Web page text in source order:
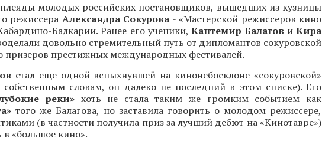
молодых российских постановщиков, вышедших из кузницы
режиссера Александра Сокурова - «Мастерской режиссеров кино
Балкарии. Ранее его ученики, Кантемир Балагов иКира
довольно стремительный путь от дипломантов сокуровской
призеров престижных международных фестивалей.
стал еще одной вспыхнувшей на кинонебосклоне «сокуровской»
словам, он далеко не последний в этом списке). Его
реки»хоть не стала таким же громким событием как
того же Балагова, но заставила говорить о молодом режиссере,
(в частности получила приз за лучший дебют на «Кинотавре»)
в «большое кино».